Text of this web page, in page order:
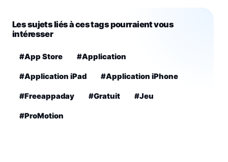
Les sujets liés à ces tags pourraient vous
intéresser
#App Store #Application
#Application iPad #Application iPhone
#Freeappaday #Gratuit #Jeu
#ProMotion